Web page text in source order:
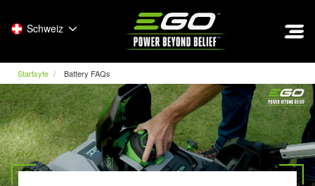
Schweiz
Startsyte Battery FAQs